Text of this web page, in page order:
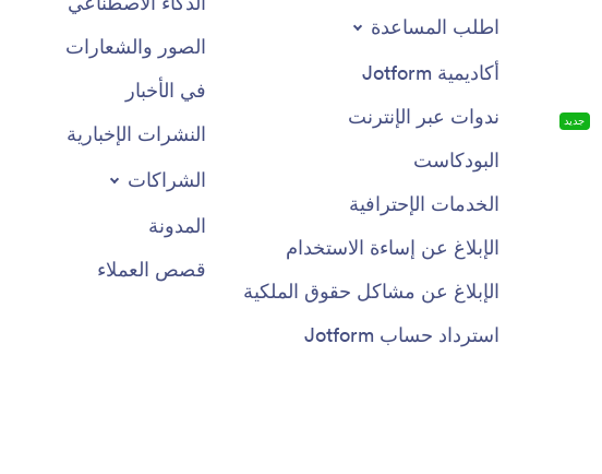
جديد
اطلب المساعدة
أكاديمية Jotform
ندوات عبر الإنترنت
البودكاست
الخدمات الإحترافية
الإبلاغ عن إساءة الاستخدام
الإبلاغ عن مشاكل حقوق الملكية
استرداد حساب Jotform
الصور والشعارات
في الأخبار
النشرات الإخبارية
الشراكات
المدونة
قصص العملاء